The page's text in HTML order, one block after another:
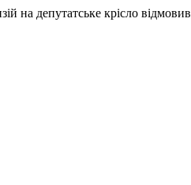
на депутатське крісло